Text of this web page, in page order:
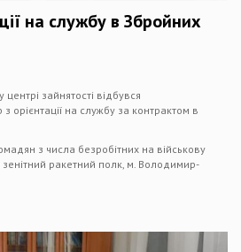
на службу в Збройних
зайнятості відбувся
орієнтації на службу за контрактом в
з числа безробітних на військову
ракетний полк, м. Володимир-